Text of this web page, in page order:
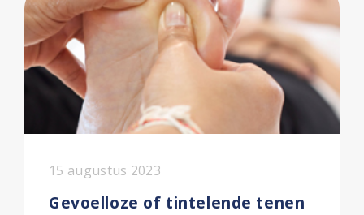
15 augustus 2023
Gevoelloze of tintelende tenen